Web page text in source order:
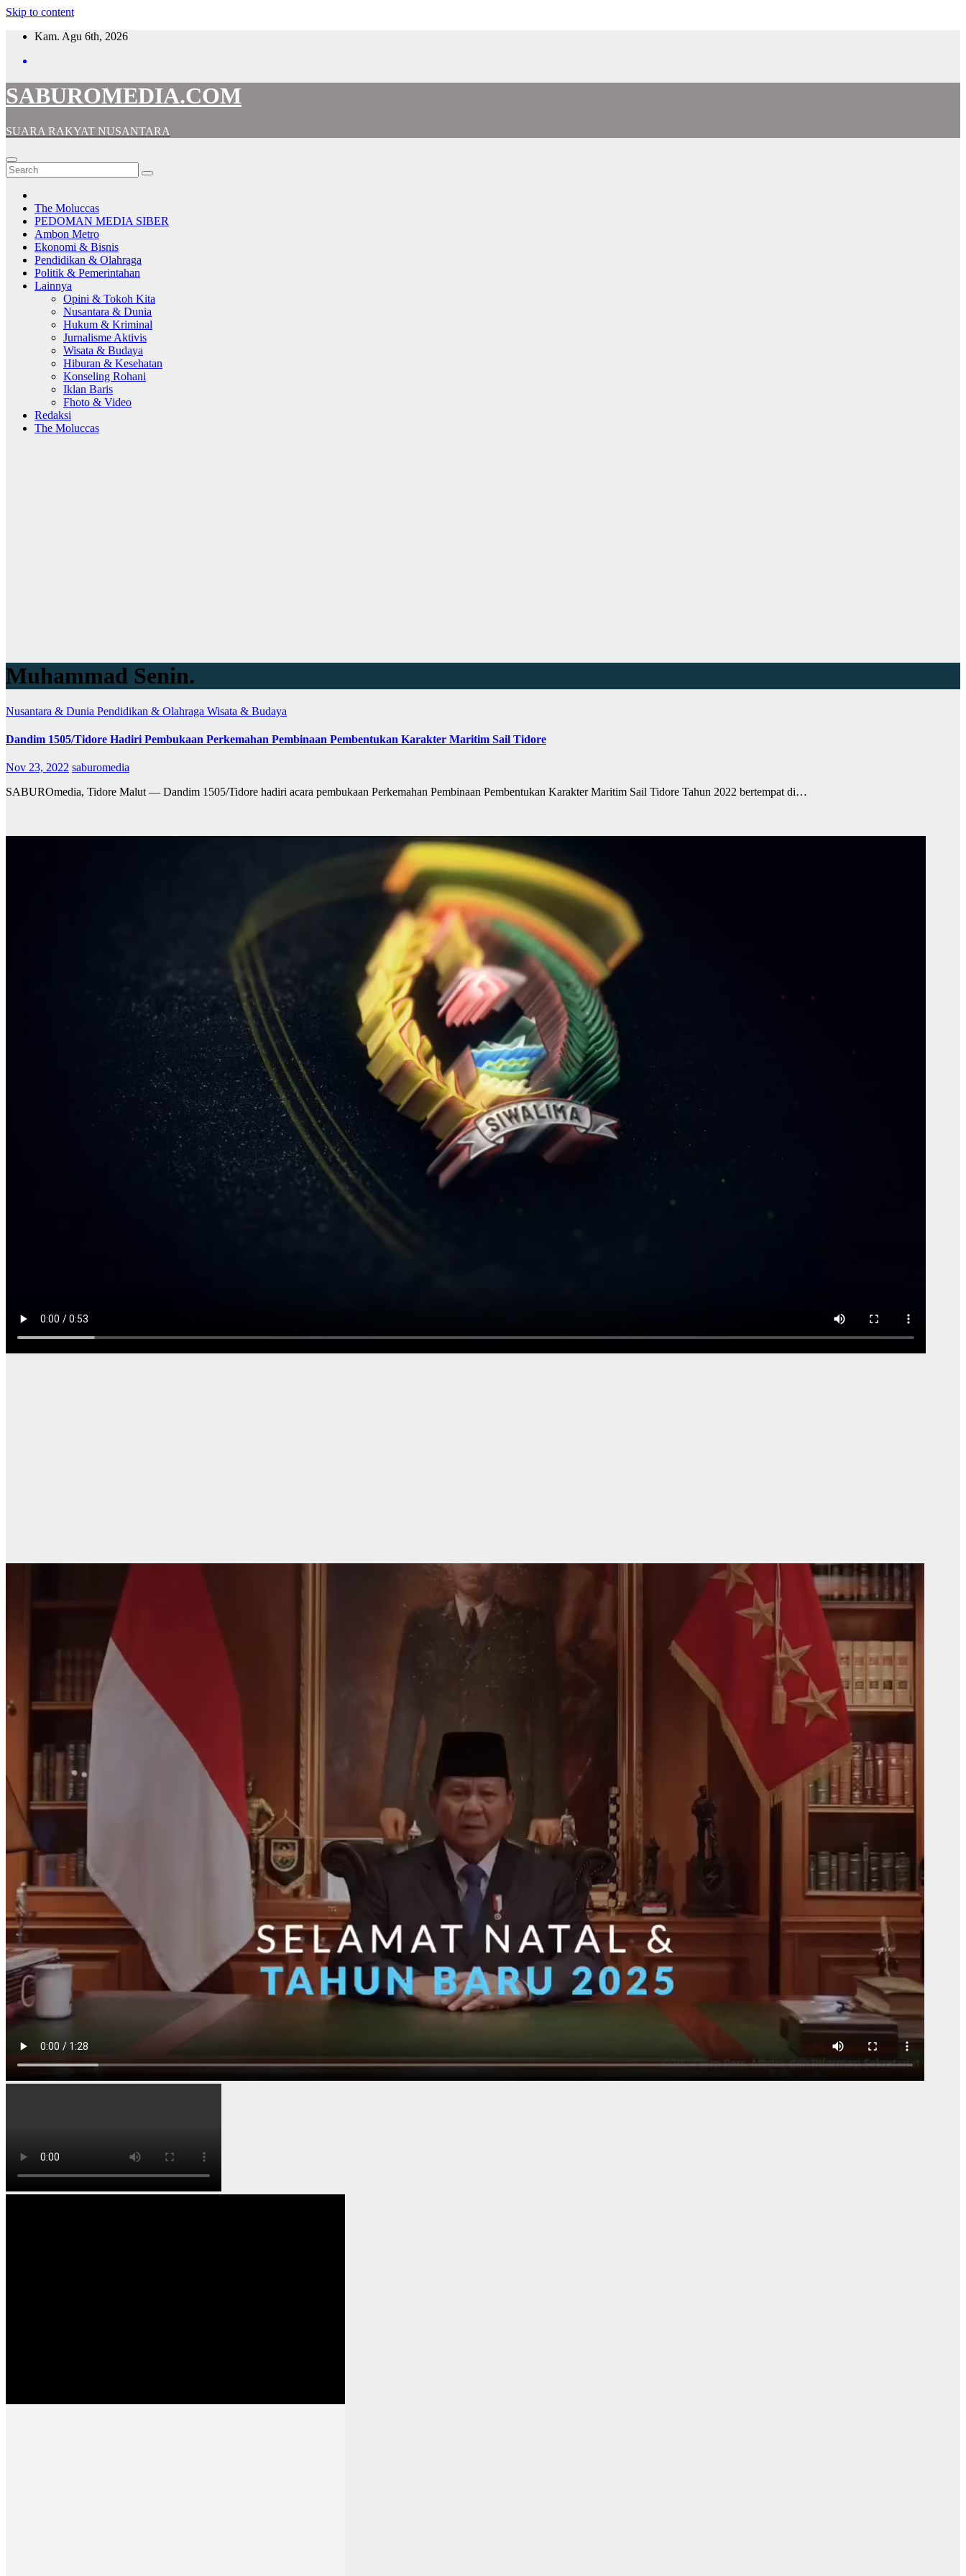
Skip to content
Kam. Agu 6th, 2026
SABUROMEDIA.COM
SUARA RAKYAT NUSANTARA
The Moluccas
PEDOMAN MEDIA SIBER
Ambon Metro
Ekonomi & Bisnis
Pendidikan & Olahraga
Politik & Pemerintahan
Lainnya
Opini & Tokoh Kita
Nusantara & Dunia
Hukum & Kriminal
Jurnalisme Aktivis
Wisata & Budaya
Hiburan & Kesehatan
Konseling Rohani
Iklan Baris
Fhoto & Video
Redaksi
The Moluccas
Muhammad Senin.
Nusantara & Dunia Pendidikan & Olahraga Wisata & Budaya
Dandim 1505/Tidore Hadiri Pembukaan Perkemahan Pembinaan Pembentukan Karakter Maritim Sail Tidore
Nov 23, 2022 saburomedia
SABUROmedia, Tidore Malut — Dandim 1505/Tidore hadiri acara pembukaan Perkemahan Pembinaan Pembentukan Karakter Maritim Sail Tidore Tahun 2022 bertempat di…